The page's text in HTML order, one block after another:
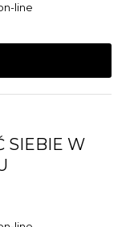
line
SIEBIE W